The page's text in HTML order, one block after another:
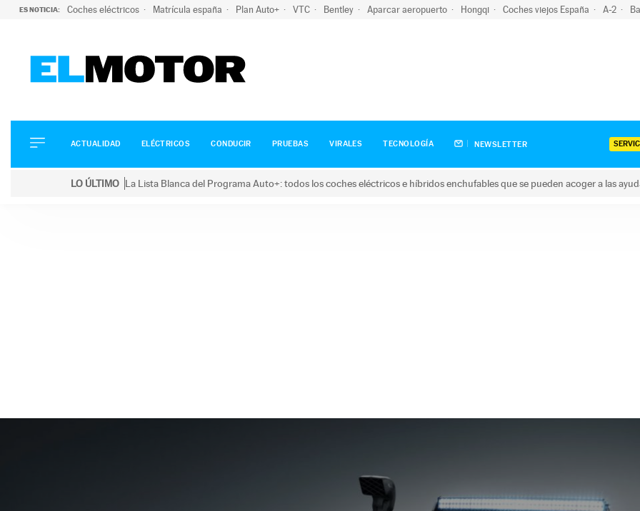
ES NOTICIA: Coches eléctricos Matrícula españa Plan Auto+ VTC Bentley Aparcar aeropuerto Hongqi Coches viejos España A-2
ELÉCTRICOS
CONDUCIR
ACTUALIDAD ELÉCTRICOS CONDUCIR PRUEBAS VIRALES TECNOLOGÍA NEWSLETTER
LO ÚLTIMO La Lista Blanca del Programa Auto+: todos los coches eléctricos e híbridos enchufables que se pueden acoger a las